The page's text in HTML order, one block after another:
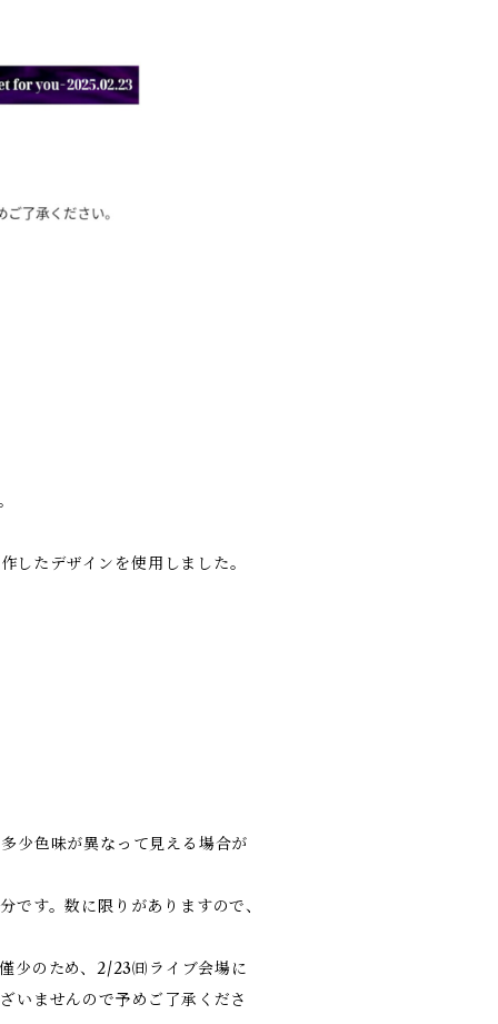
したデザインを使用しました。
少色味が異なって見える場合が
す。数に限りがありますので、
少のため、2/23㈰ライブ会場に
いませんので予めご了承くださ